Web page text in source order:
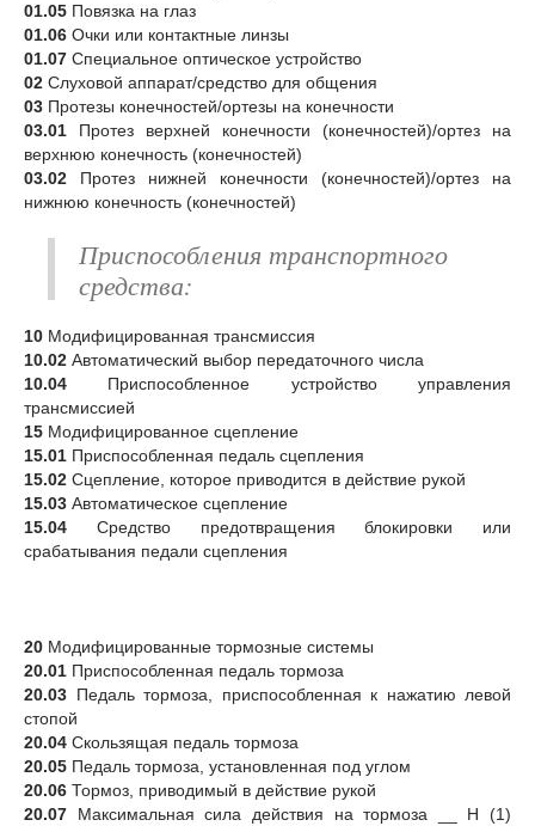
01.05 Повязка на глаз
01.06 Очки или контактные линзы
01.07 Специальное оптическое устройство
02 Слуховой аппарат/средство для общения
03 Протезы конечностей/ортезы на конечности
03.01
Протез верхней конечности (конечностей)/ортез на
верхнюю конечность (конечностей)
03.02
Протез нижней конечности (конечностей)/ортез на
нижнюю конечность (конечностей)
Приспособления транспортного
средства:
10 Модифицированная трансмиссия
10.02 Автоматический выбор передаточного числа
10.04
Приспособленное устройство управления
трансмиссией
15 Модифицированное сцепление
15.01 Приспособленная педаль сцепления
15.02 Сцепление, которое приводится в действие рукой
15.03 Автоматическое сцепление
15.04
Средство предотвращения блокировки или
срабатывания педали сцепления
20 Модифицированные тормозные системы
20.01 Приспособленная педаль тормоза
20.03 Педаль тормоза, приспособленная к нажатию левой
стопой
20.04 Скользящая педаль тормоза
20.05 Педаль тормоза, установленная под углом
20.06 Тормоз, приводимый в действие рукой
20.07
Максимальная сила действия на тормоза __ Н (1)